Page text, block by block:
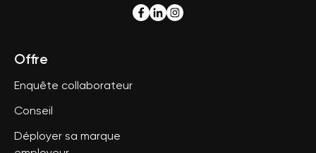
Offre
Enquête collaborateur
Conseil
Déployer sa marque